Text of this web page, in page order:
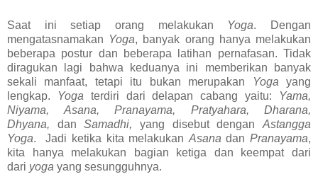
Saat ini setiap orang melakukan Yoga. Dengan
mengatasnamakan Yoga, banyak orang hanya melakukan
beberapa postur dan beberapa latihan pernafasan. Tidak
diragukan lagi bahwa keduanya ini memberikan banyak
sekali manfaat, tetapi itu bukan merupakan
Yoga yang
lengkap.
Yoga terdiri dari delapan cabang yaitu:
Yama,
Niyama, Asana, Pranayama, Pratyahara, Dharana,
Dhyana, danSamadhi,yang disebut denganAstangga
Yoga. Jadi ketika kita melakukan Asana dan Pranayama,
kita hanya melakukan bagian ketiga dan keempat dari
dari yoga yang sesungguhnya.